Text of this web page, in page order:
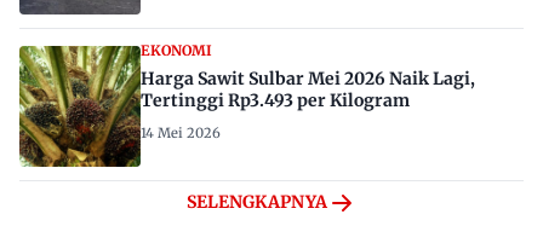
EKONOMI
Harga Sawit Sulbar Mei 2026 Naik Lagi,
Tertinggi Rp3.493 per Kilogram
14 Mei 2026
SELENGKAPNYA